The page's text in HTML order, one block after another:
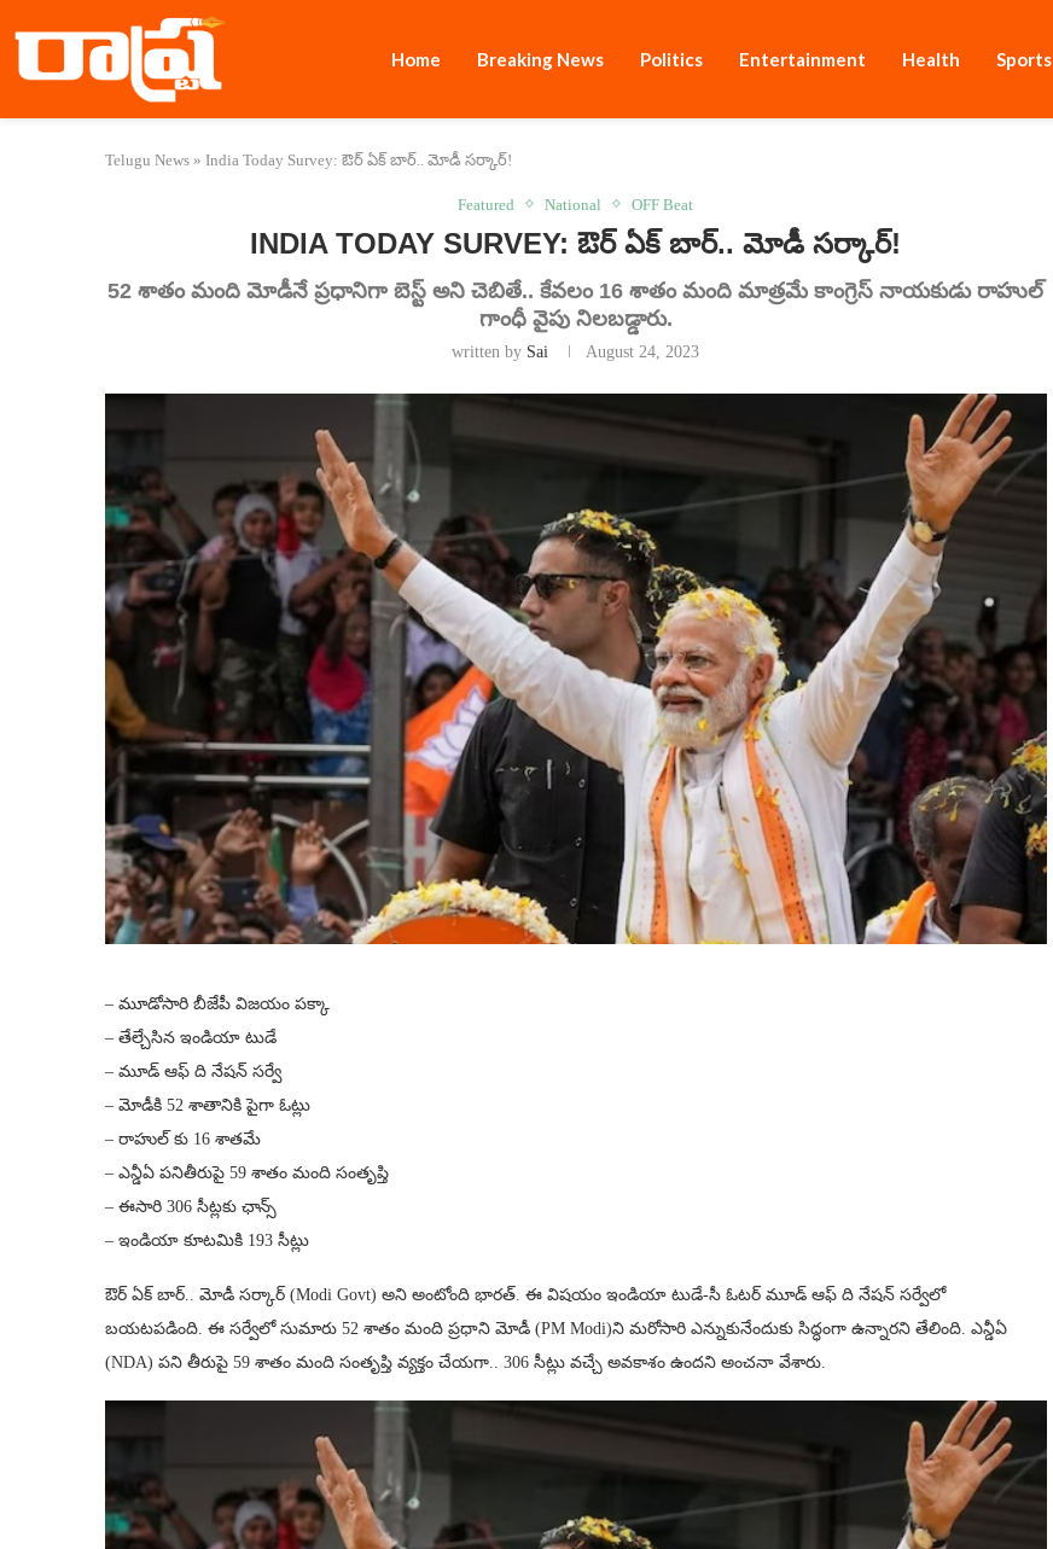
Home Breaking News Politics Entertainment Health Sports
Telugu News » India Today Survey: ఔర్ ఏక్ బార్.. మోడీ స‌ర్కార్!
Featured National OFF Beat
INDIA TODAY SURVEY: ఔర్ ఏక్ బార్.. మోడీ స‌ర్కార్!
52 శాతం మంది మోడీనే ప్రధానిగా బెస్ట్‌ అని చెబితే.. కేవలం 16 శాతం మంది మాత్రమే కాంగ్రెస్‌ నాయకుడు రాహుల్‌
గాంధీ వైపు నిలబడ్డారు.
written by Sai August 24, 2023
– మూడోసారి బీజేపీ విజ‌యం ప‌క్కా
– తేల్చేసిన ఇండియా టుడే
– మూడ్ ఆఫ్ ది నేషన్ సర్వే
– మోడీకి 52 శాతానికి పైగా ఓట్లు
– రాహుల్ కు 16 శాతమే
– ఎన్డీఏ ప‌నితీరుపై 59 శాతం మంది సంతృప్తి
– ఈసారి 306 సీట్లకు ఛాన్స్
– ఇండియా కూటమికి 193 సీట్లు
ఔర్ ఏక్ బార్.. మోడీ సర్కార్ (Modi Govt) అని అంటోంది భారత్. ఈ విషయం ఇండియా టుడే-సీ ఓటర్‌ మూడ్‌ ఆఫ్‌ ది నేషన్‌ సర్వేలో
బయటపడింది. ఈ సర్వేలో సుమారు 52 శాతం మంది ప్రధాని మోడీ (PM Modi)ని మరోసారి ఎన్నుకునేందుకు సిద్ధంగా ఉన్నారని తేలింది. ఎన్డీఏ
(NDA) పని తీరుపై 59 శాతం మంది సంతృప్తి వ్యక్తం చేయగా.. 306 సీట్లు వచ్చే అవకాశం ఉందని అంచనా వేశారు.